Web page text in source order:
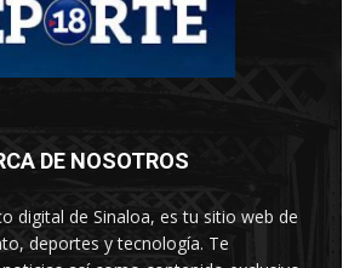
DE NOSOTROS
digital de Sinaloa, es tu sitio web de
deportes y tecnología. Te